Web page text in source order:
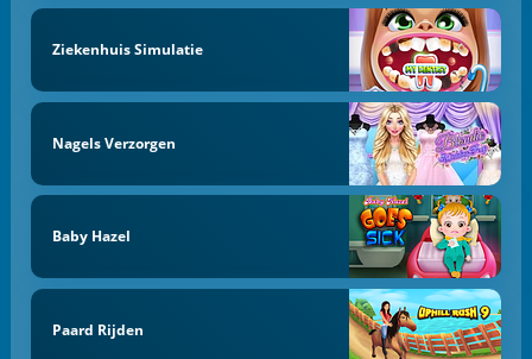
Ziekenhuis Simulatie
Nagels Verzorgen
Baby Hazel
Paard Rijden